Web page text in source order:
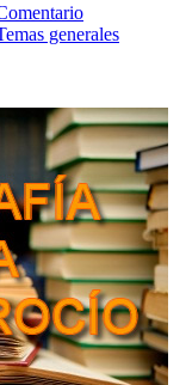
generales